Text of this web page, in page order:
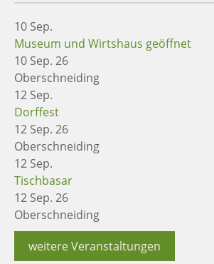
10 Sep.
Museum und Wirtshaus geöffnet
10 Sep. 26
Oberschneiding
12 Sep.
Dorffest
12 Sep. 26
Oberschneiding
12 Sep.
Tischbasar
12 Sep. 26
Oberschneiding
weitere Veranstaltungen